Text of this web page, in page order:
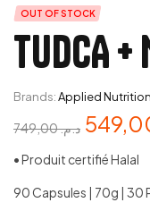
OUT OF STOCK
TUDCA +
Brands:Applied Nutrition
د.م.749,00
• Produit certifié Halal
90 Capsules | 70g | 30